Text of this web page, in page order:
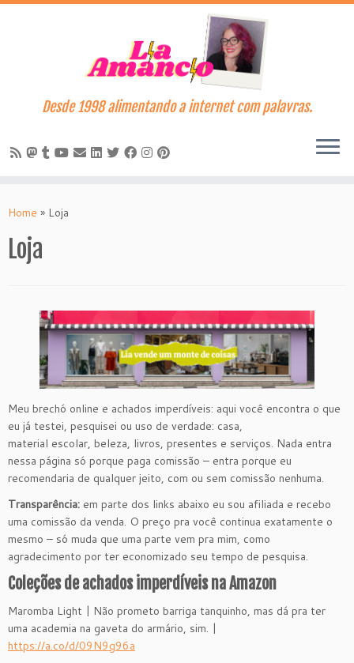
to
Desde 1998 alimentando a internet com palavras.
Home » Loja
Loja
Meu brechó online e achados imperdíveis: aqui você encontra o que
eu já testei, pesquisei ou uso de verdade: casa,
material escolar, beleza, livros, presentes e serviços. Nada entra
nessa página só porque paga comissão – entra porque eu
recomendaria de qualquer jeito, com ou sem comissão nenhuma.
Transparência: em parte dos links abaixo eu sou afiliada e recebo
uma comissão da venda. O preço pra você continua exatamente o
mesmo – só muda que uma parte vem pra mim, como
agradecimento por ter economizado seu tempo de pesquisa.
Coleções de achados imperdíveis na Amazon
Maromba Light | Não prometo barriga tanquinho, mas dá pra ter
uma academia na gaveta do armário, sim. |
https://a.co/d/09N9g96a